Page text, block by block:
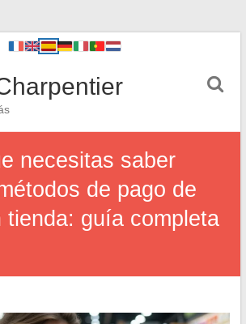
necesitas saber
de pago de
tienda: guía completa